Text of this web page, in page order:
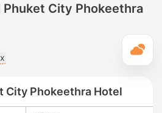
City Phokeethra
City Phokeethra Hotel